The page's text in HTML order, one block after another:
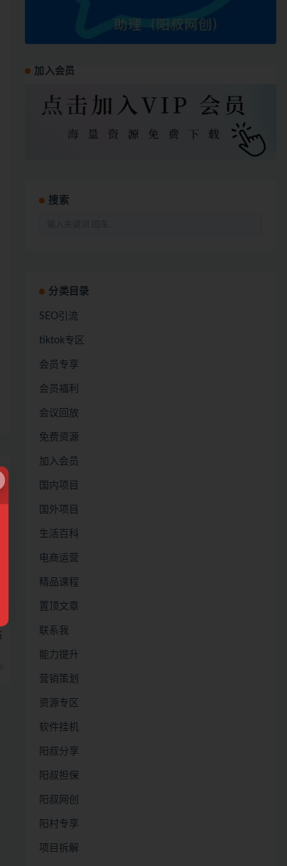
加入会员
搜索
分类目录
SEO引流
tiktok专区
会员专享
会员福利
会议回放
免费资源
加入会员
国内项目
国外项目
生活百科
电商运营
精品课程
置顶文章
联系我
能力提升
营销策划
资源专区
软件挂机
阳叔分享
阳叔担保
阳叔网创
阳村专享
项目拆解